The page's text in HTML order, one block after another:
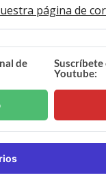
página de
de
Suscríbete
Youtube: